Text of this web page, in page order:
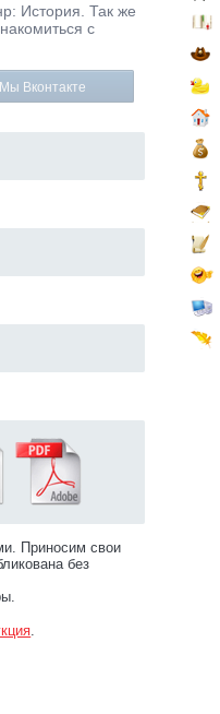
История. Так же
с
Мы Вконтакте
Приносим свои
без
.